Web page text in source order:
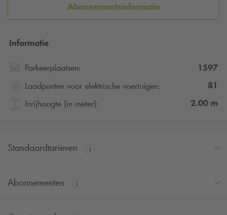
Abonnementsinformatie
Informatie
Parkeerplaatsen:
1597
Laadpunten voor elektrische voertuigen:
81
Inrijhoogte (in meter):
2.00 m
Standaardtarieven
Abonnementen